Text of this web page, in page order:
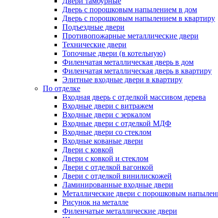
Дверь с порошковым напылением в дом
Дверь с порошковым напылением в квартиру
Подъездные двери
Противопожарные металлические двери
Технические двери
Топочные двери (в котельную)
Филенчатая металлическая дверь в дом
Филенчатая металлическая дверь в квартиру
Элитные входные двери в квартиру
По отделке
Входная дверь с отделкой массивом дерева
Входные двери с витражем
Входные двери с зеркалом
Входные двери с отделкой МДФ
Входные двери со стеклом
Входные кованые двери
Двери с ковкой
Двери с ковкой и стеклом
Двери с отделкой вагонкой
Двери с отделкой винилискожей
Ламинированные входные двери
Металлические двери с порошковым
Рисунок на металле
Филенчатые металлические двери